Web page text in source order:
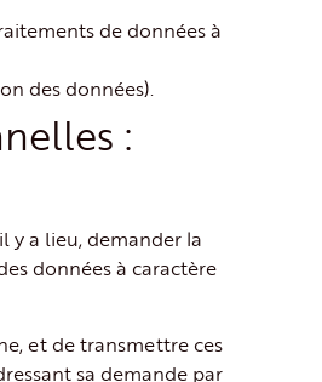
de données à
des données).
:
y a lieu, demander la
données à caractère
et de transmettre ces
sa demande par